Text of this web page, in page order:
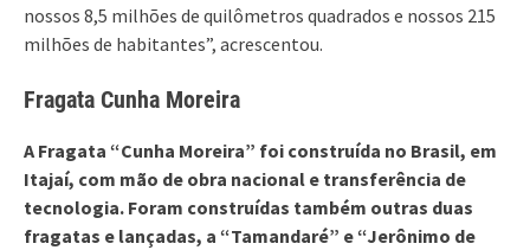
nossos 8,5 milhões de quilômetros quadrados e nossos 215
milhões de habitantes”, acrescentou.
Fragata Cunha Moreira
A Fragata “Cunha Moreira” foi construída no Brasil, em
Itajaí, com mão de obra nacional e transferência de
tecnologia. Foram construídas também outras duas
fragatas e lançadas, a “Tamandaré” e “Jerônimo de